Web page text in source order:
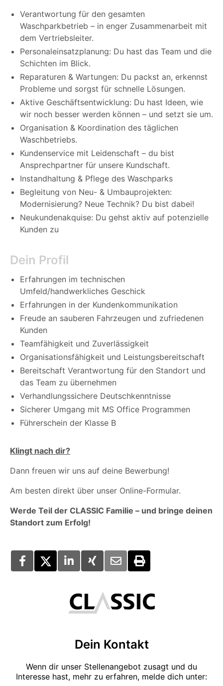
Verantwortung für den gesamten
Waschparkbetrieb – in enger Zusammenarbeit mit
dem Vertriebsleiter.
Personaleinsatzplanung: Du hast das Team und die
Schichten im Blick.
Reparaturen & Wartungen: Du packst an, erkennst
Probleme und sorgst für schnelle Lösungen.
Aktive Geschäftsentwicklung: Du hast Ideen, wie
wir noch besser werden können – und setzt sie um.
Organisation & Koordination des täglichen
Waschbetriebs.
Kundenservice mit Leidenschaft – du bist
Ansprechpartner für unsere Kundschaft.
Instandhaltung & Pflege des Waschparks
Begleitung von Neu- & Umbauprojekten:
Modernisierung? Neue Technik? Du bist dabei!
Neukundenakquise: Du gehst aktiv auf potenzielle
Kunden zu
Dein Profil
Erfahrungen im technischen
Umfeld/handwerkliches Geschick
Erfahrungen in der Kundenkommunikation
Freude an sauberen Fahrzeugen und zufriedenen
Kunden
Teamfähigkeit und Zuverlässigkeit
Organisationsfähigkeit und Leistungsbereitschaft
Bereitschaft Verantwortung für den Standort und
das Team zu übernehmen
Verhandlungssichere Deutschkenntnisse
Sicherer Umgang mit MS Office Programmen
Führerschein der Klasse B
Klingt nach dir?
Dann freuen wir uns auf deine Bewerbung!
Am besten direkt über unser Online-Formular.
Werde Teil der CLASSIC Familie – und bringe deinen
Standort zum Erfolg!
Dein Kontakt
Wenn dir unser Stellenangebot zusagt und du
Interesse hast, mehr zu erfahren, melde dich unter: